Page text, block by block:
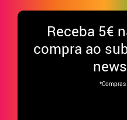
Receba 5€
compra ao